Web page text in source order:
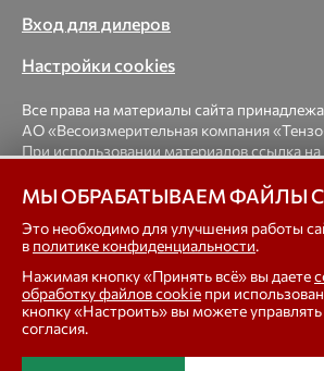
Вход для дилеров
Настройки cookies
Все права на материалы сайта
АО «Весоизмерительная компания
При использовании материалов ссылка
© 1998-2026 Весоизмерительная
платформенные, крановые, вагонные,
автомобильные весы, весовые дозаторы
тензодатчики
МЫ ОБРАБАТЫВАЕМ ФАЙЛЫ
Это необходимо для улучшения работы
в политике конфиденциальности.
Нажимая кнопку «Принять всё» вы даете
обработку файлов cookie при
кнопку «Настроить» вы можете
согласия.